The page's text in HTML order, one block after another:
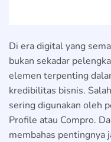
Di era digital yang
bukan sekadar
elemen terpenting
kredibilitas bisnis.
sering digunakan oleh
Profile atau Compro.
membahas pentingnya